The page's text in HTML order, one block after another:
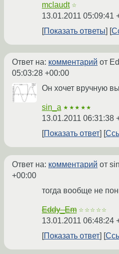
mclaudt ☆
13.01.2011 05:09:41
Показать ответы
Ответ на: комментарий от
05:03:28 +00:00
Он хочет вручную
sin_a ★★★★★
13.01.2011 06:31:38
Показать ответ
Ответ на: комментарий от
+00:00
тогда вообще не
Eddy_Em ☆☆☆☆☆
13.01.2011 06:48:24
Показать ответ